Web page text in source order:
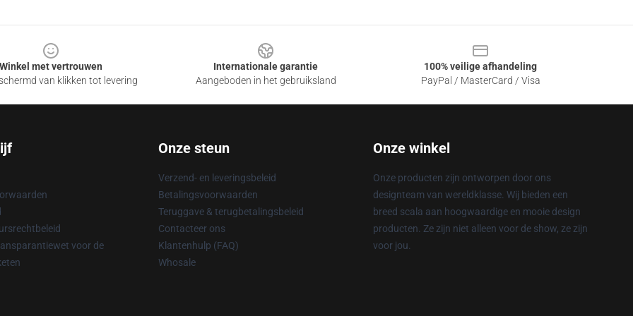
Winkel met vertrouwen
van klikken tot levering
Internationale garantie
Aangeboden in het gebruiksland
100% veilige afhandeling
PayPal / MasterCard / Visa
voor de
Onze steun
Verzend- en leveringsbeleid
Betalingsvoorwaarden
Teruggave & terugbetalingsbeleid
Contacteer ons
Klantenhulp (FAQ)
Whosale
Onze winkel
Onze producten zijn ontworpen door ons
designteam van wereldklasse. Wij bieden een
breed scala aan hoogwaardige en mooie design
producten. Ze zijn niet alleen voor de show, ze zijn
voor jou.